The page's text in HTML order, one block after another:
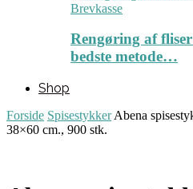
Brevkasse
Rengøring af
bedste metode…
Shop
Forside Spisestykker Abena
38×60 cm., 900 stk.